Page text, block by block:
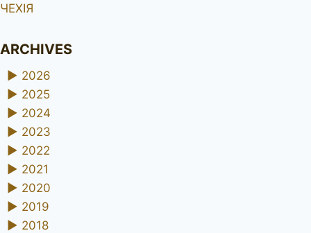
ЧЕХІЯ
ARCHIVES
► 2026
► 2025
► 2024
► 2023
► 2022
► 2021
► 2020
► 2019
► 2018